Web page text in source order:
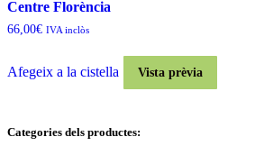
Centre Florència
66,00€ IVA inclòs
Afegeix a la cistella Vista prèvia
Categories dels productes: